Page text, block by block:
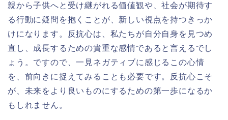
親から子供へと受け継がれる価値観や、社会が期待す
る行動に疑問を抱くことが、新しい視点を持つきっか
けになります。反抗心は、私たちが自分自身を見つめ
直し、成長するための貴重な感情であると言えるでし
ょう。ですので、一見ネガティブに感じるこの心情
を、前向きに捉えてみることも必要です。反抗心こそ
が、未来をより良いものにするための第一歩になるか
もしれません。